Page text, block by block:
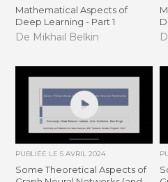
Mathematical Aspects of
Deep Learning - Part 1
De Mikhail Belkin
PUBLIÉE LE5 AVRIL 2024
Some Theoretical Aspects of